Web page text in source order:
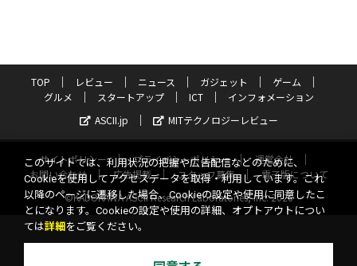
TOP レビュー ニュース ガジェット
ゲーム
グルメ
スタートアップ ICT
インフォメーション
ASCII.jp
MITテクノロジーレビュー
サイトポリシー プライバシーポリシー
運営会社
お問い合わせ
広告掲載 スタッフ募集
電子版について
©KADOKAWA ASCII Research Laboratories, Inc. 2026
このサイトでは、利用状況の把握や広告配信などのために、
Cookieを使用してアクセスデータを取得・利用しています。これ
以降のページに遷移した場合、Cookieの設定や使用に同意したこ
とになります。Cookieの設定や使用の詳細、オプトアウトについ
ては詳細 をご覧ください。